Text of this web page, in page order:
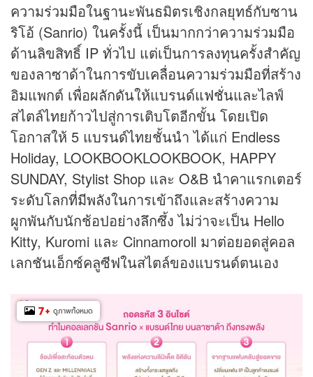
ความร่วมมือในฐานะพันธมิตรเชิงกลยุทธ์กับซาน
ริโอ้ (Sanrio) ในครั้งนี้ เป็นมากกว่าความร่วมมือ
ด้านลิขสิทธิ์ IP ทั่วไป แต่เป็นการลงทุนครั้งสำคัญ
ของลาซาด้าในการขับเคลื่อนความร่วมมือที่สร้าง
อิมแพกต์ เพื่อผลักดันให้แบรนด์แฟชั่นและไลฟ์
สไตล์ไทยก้าวไปสู่การเติบโตอีกขั้น โดยเปิด
โอกาสให้ 5 แบรนด์ไทยชั้นนำ ได้แก่ Endless
Holiday, LOOKBOOKLOOKBOOK, HAPPY
SUNDAY, Stylist Shop และ O&B นำคาแรกเตอร์
ระดับโลกที่มีพลังในการเข้าถึงและสร้างความ
ผูกพันกับนักช้อปอย่างลึกซึ้ง ไม่ว่าจะเป็น Hello
Kitty, Kuromi และ Cinnamoroll มาต่อยอดสู่คอล
เลกชันเอ็กซ์คลูซีฟในสไตล์ของแบรนด์ตนเอง
7+ ดูภาพทั้งหมด